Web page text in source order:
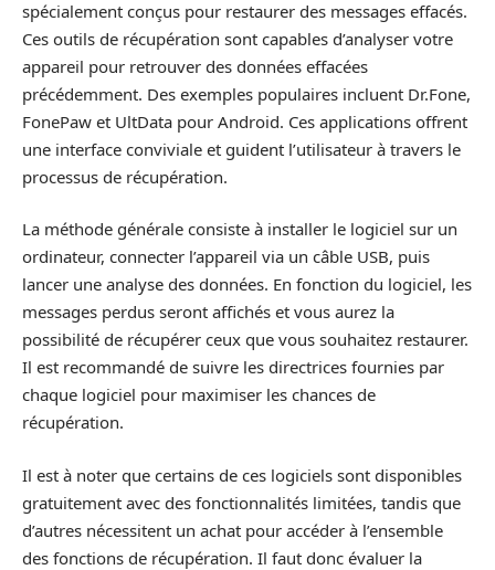
spécialement conçus pour restaurer des messages effacés.
Ces outils de récupération sont capables d’analyser votre
appareil pour retrouver des données effacées
précédemment. Des exemples populaires incluent Dr.Fone,
FonePaw et UltData pour Android. Ces applications offrent
une interface conviviale et guident l’utilisateur à travers le
processus de récupération.
La méthode générale consiste à installer le logiciel sur un
ordinateur, connecter l’appareil via un câble USB, puis
lancer une analyse des données. En fonction du logiciel, les
messages perdus seront affichés et vous aurez la
possibilité de récupérer ceux que vous souhaitez restaurer.
Il est recommandé de suivre les directrices fournies par
chaque logiciel pour maximiser les chances de
récupération.
Il est à noter que certains de ces logiciels sont disponibles
gratuitement avec des fonctionnalités limitées, tandis que
d’autres nécessitent un achat pour accéder à l’ensemble
des fonctions de récupération. Il faut donc évaluer la